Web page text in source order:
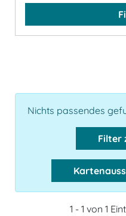
Nichts passendes
Filter
1 - 1 von 1